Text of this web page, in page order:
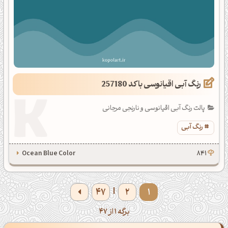
رنگ آبی اقیانوسی با کد 257180
پالت رنگ آبی اقیانوسی و نارنجی مرجانی
رنگ آبی
841
Ocean Blue Color
1
2
|
47
برگه 1 از 47